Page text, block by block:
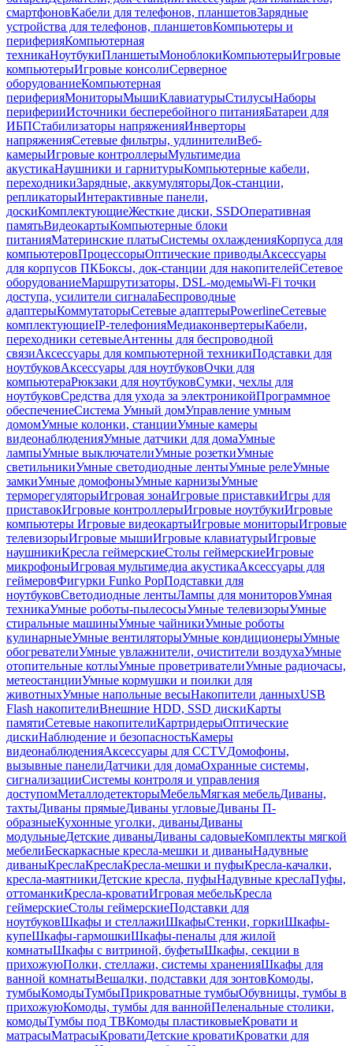
смартфоновКабели для телефонов, планшетовЗарядные
устройства для телефонов, планшетовКомпьютеры и
периферияКомпьютерная
техникаНоутбукиПланшетыМоноблокиКомпьютерыИгровые
компьютерыИгровые консолиСерверное
оборудованиеКомпьютерная
периферияМониторыМышиКлавиатурыСтилусыНаборы
периферииИсточники бесперебойного питанияБатареи для
ИБПСтабилизаторы напряженияИнверторы
напряженияСетевые фильтры, удлинителиВеб-
камерыИгровые контроллерыМультимедиа
акустикаНаушники и гарнитурыКомпьютерные кабели,
переходникиЗарядные, аккумуляторыДок-станции,
репликаторыИнтерактивные панели,
доскиКомплектующиеЖесткие диски, SSDОперативная
памятьВидеокартыКомпьютерные блоки
питанияМатеринские платыСистемы охлажденияКорпуса для
компьютеровПроцессорыОптические приводыАксессуары
для корпусов ПКБоксы, док-станции для накопителейСетевое
оборудованиеМаршрутизаторы, DSL-модемыWi-Fi точки
доступа, усилители сигналаБеспроводные
адаптерыКоммутаторыСетевые адаптерыPowerlineСетевые
комплектующиеIP-телефонияМедиаконвертерыКабели,
переходники сетевыеАнтенны для беспроводной
связиАксессуары для компьютерной техникиПодставки для
ноутбуковАксессуары для ноутбуковОчки для
компьютераРюкзаки для ноутбуковСумки, чехлы для
ноутбуковСредства для ухода за электроникойПрограммное
обеспечениеСистема Умный домУправление умным
домомУмные колонки, станцииУмные камеры
видеонаблюденияУмные датчики для домаУмные
лампыУмные выключателиУмные розеткиУмные
светильникиУмные светодиодные лентыУмные релеУмные
замкиУмные домофоныУмные карнизыУмные
терморегуляторыИгровая зонаИгровые приставкиИгры для
приставокИгровые контроллерыИгровые ноутбукиИгровые
компьютеры Игровые видеокартыИгровые мониторыИгровые
телевизорыИгровые мышиИгровые клавиатурыИгровые
наушникиКресла геймерскиеСтолы геймерскиеИгровые
микрофоныИгровая мультимедиа акустикаАксессуары для
геймеровФигурки Funko PopПодставки для
ноутбуковСветодиодные лентыЛампы для мониторовУмная
техникаУмные роботы-пылесосыУмные телевизорыУмные
стиральные машиныУмные чайникиУмные роботы
кулинарныеУмные вентиляторыУмные кондиционерыУмные
обогревателиУмные увлажнители, очистители воздухаУмные
отопительные котлыУмные проветривателиУмные радиочасы,
метеостанцииУмные кормушки и поилки для
животныхУмные напольные весыНакопители данныхUSB
Flash накопителиВнешние HDD, SSD дискиКарты
памятиСетевые накопителиКартридерыОптические
дискиНаблюдение и безопасностьКамеры
видеонаблюденияАксессуары для CCTVДомофоны,
вызывные панелиДатчики для домаОхранные системы,
сигнализацииСистемы контроля и управления
доступомМеталлодетекторыМебельМягкая мебельДиваны,
тахтыДиваны прямыеДиваны угловыеДиваны П-
образныеКухонные уголки, диваныДиваны
модульныеДетские диваныДиваны садовыеКомплекты мягкой
мебелиБескаркасные кресла-мешки и диваныНадувные
диваныКреслаКреслаКресла-мешки и пуфыКресла-качалки,
кресла-маятникиДетские кресла, пуфыНадувные креслаПуфы,
оттоманкиКресла-кроватиИгровая мебельКресла
геймерскиеСтолы геймерскиеПодставки для
ноутбуковШкафы и стеллажиШкафыСтенки, горкиШкафы-
купеШкафы-гармошкиШкафы-пеналы для жилой
комнатыШкафы с витриной, буфетыШкафы, секции в
прихожуюПолки, стеллажи, системы храненияШкафы для
ванной комнатыВешалки, подставки для зонтовКомоды,
тумбыКомодыТумбыПрикроватные тумбыОбувницы, тумбы в
прихожуюКомоды, тумбы для ваннойПеленальные столики,
комодыТумбы под ТВКомоды пластиковыеКровати и
матрасыМатрасыКроватиДетские кроватиКроватки для